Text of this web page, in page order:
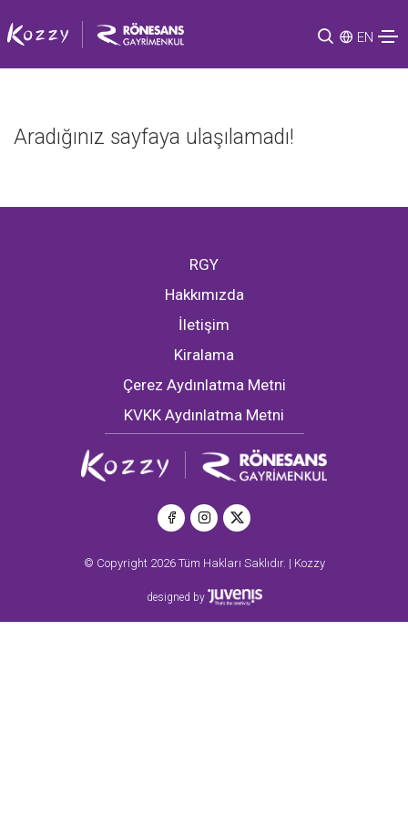
EN
Aradığınız sayfaya ulaşılamadı!
RGY
Hakkımızda
İletişim
Kiralama
Çerez Aydınlatma Metni
KVKK Aydınlatma Metni
© Copyright 2026 Tüm Hakları Saklıdır. | Kozzy
designed by